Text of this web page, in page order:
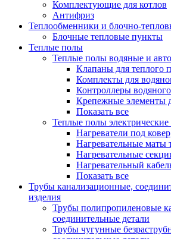
Комплектующие для котлов
Антифриз
Теплообменники и блочно-
Блочные тепловые пункты
Теплые полы
Теплые полы водяные и
Клапаны для теплого
Комплекты для
Контроллеры
Крепежные элементы
Показать все
Теплые полы электрические
Нагреватели под ковер
Нагревательные маты
Нагревательные
Нагревательный
Показать все
Трубы канализационные,
изделия
Трубы полипропиленовые
соединительные детали
Трубы чугунные